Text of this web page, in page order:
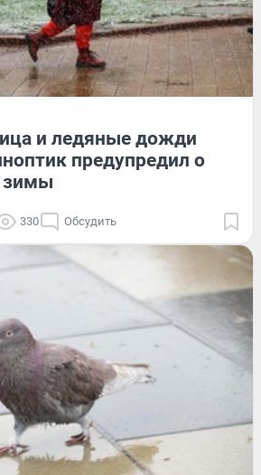
и ледяные дожди
предупредил о
зимы
330 Обсудить